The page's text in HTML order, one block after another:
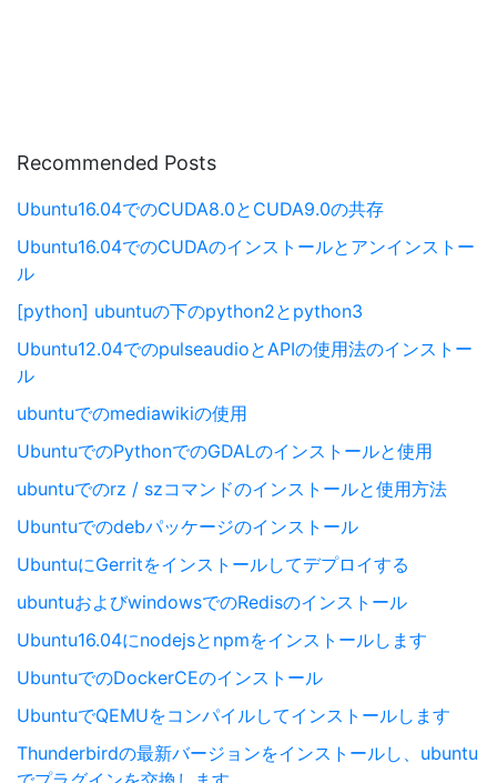
Recommended Posts
Ubuntu16.04でのCUDA8.0とCUDA9.0の共存
Ubuntu16.04でのCUDAのインストールとアンインストー
ル
[python] ubuntuの下のpython2とpython3
Ubuntu12.04でのpulseaudioとAPIの使用法のインストー
ル
ubuntuでのmediawikiの使用
UbuntuでのPythonでのGDALのインストールと使用
ubuntuでのrz / szコマンドのインストールと使用方法
Ubuntuでのdebパッケージのインストール
UbuntuにGerritをインストールしてデプロイする
ubuntuおよびwindowsでのRedisのインストール
Ubuntu16.04にnodejsとnpmをインストールします
UbuntuでのDockerCEのインストール
UbuntuでQEMUをコンパイルしてインストールします
Thunderbirdの最新バージョンをインストールし、ubuntu